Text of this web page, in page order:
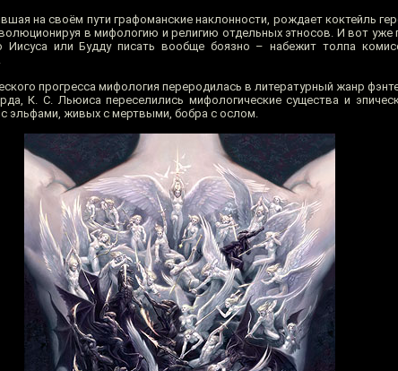
на своём пути графоманские наклонности, рождает коктейль
в мифологию и религию отдельных этносов. И вот уже
или Будду писать вообще боязно – набежит толпа
прогресса мифология переродилась в литературный жанр
К. С. Льюиса переселились мифологические существа и
эльфами, живых с мертвыми, бобра с ослом.